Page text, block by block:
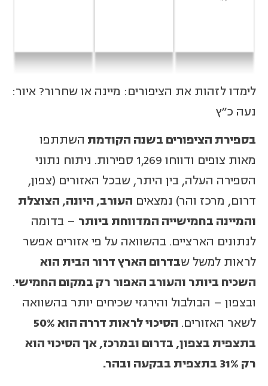
לימדו לזהות את הציפורים: מיינה או שחרור? איור:
נעה כ"ץ
בספירת הציפורים בשנה הקודמת השתתפו
מאות צופים ודווחו 1,269 ספירות. ניתוח נתוני
הספירה העלה, בין היתר, שבכל האזורים (צפון,
דרום, מרכז והר) נמצאים העורב, היונה, הצוצלת
והמיינה בחמישייה המדווחת ביותר – בדומה
לנתונים הארציים. בהשוואה על פי אזורים אפשר
לראות למשל שבדרום הארץ דרור הבית הוא
השכיח ביותר והעורב האפור רק במקום החמישי.
ובצפון – הבולבול והירגזי שכיחים יותר בהשוואה
לשאר האזורים.
הסיכוי לראות דררה הוא 50%
בתצפית בצפון, בדרום ובמרכז, אך הסיכוי הוא
רק 31% בתצפית בבקעה ובהר.